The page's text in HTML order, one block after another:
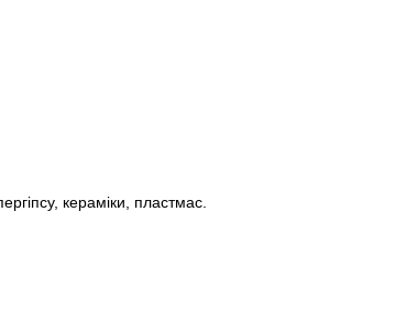
кераміки, пластмас.